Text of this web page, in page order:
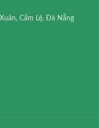
Cẩm Lệ, Đà Nẵng